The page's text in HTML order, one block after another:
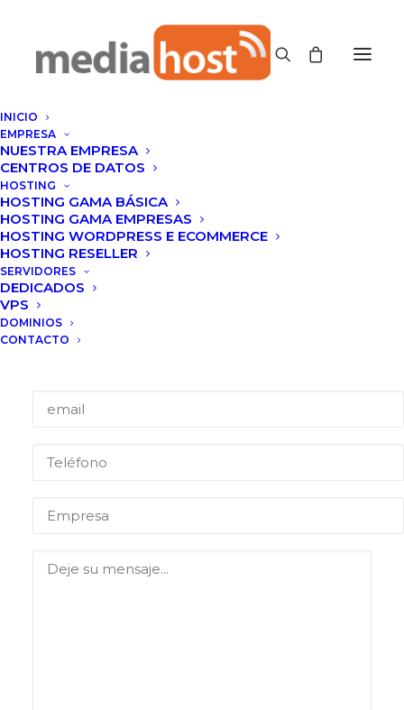
INICIO
EMPRESA
NUESTRA EMPRESA
CENTROS DE DATOS
HOSTING
HOSTING GAMA BÁSICA
HOSTING GAMA EMPRESAS
HOSTING WORDPRESS E ECOMMERCE
HOSTING RESELLER
SERVIDORES
DEDICADOS
VPS
DOMINIOS
CONTACTO
Para confirmar su pago, debe
llenar y enviar la siguiente
notificación.